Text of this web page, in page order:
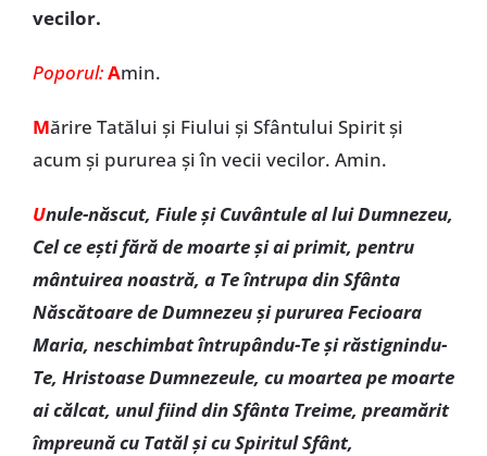
vecilor.
Poporul:Amin.
Mărire Tatălui și Fiului și Sfântului Spirit și
acum și pururea și în vecii vecilor. Amin.
Unule-născut, Fiule și Cuvântule al lui Dumnezeu,
Cel ce ești fără de moarte și ai primit, pentru
mântuirea noastră, a Te întrupa din Sfânta
Născătoare de Dumnezeu și pururea Fecioara
Maria, neschimbat întrupându-Te și răstignindu-
Te, Hristoase Dumnezeule, cu moartea pe moarte
ai călcat, unul fiind din Sfânta Treime, preamărit
împreună cu Tatăl și cu Spiritul Sfânt,